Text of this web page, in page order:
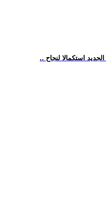
استكمالا لنجاح